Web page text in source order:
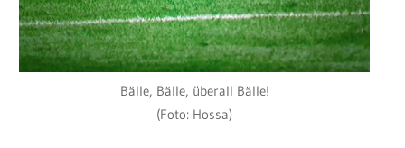
Bälle, Bälle, überall Bälle!
(Foto: Hossa)